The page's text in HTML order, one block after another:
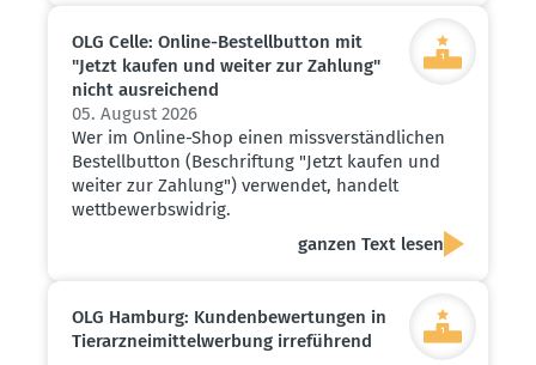
OLG Celle: Online-Bestell­button mit
"Jetzt kaufen und weiter zur Zahlung"
nicht ausrei­chend
05. August 2026
Wer im Online-Shop einen missverständlichen
Bestellbutton (Beschriftung "Jetzt kaufen und
weiter zur Zahlung") verwendet, handelt
wettbewerbswidrig.
ganzen Text lesen
OLG Hamburg: Kunden­be­wer­tungen in
Tierarz­nei­mit­tel­werbung irreführend